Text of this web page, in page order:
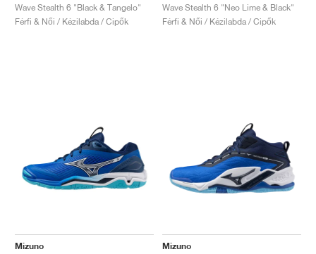
Wave Stealth 6 "Black & Tangelo"
Férfi & Női / Kézilabda / Cipők
Wave Stealth 6 "Neo Lime & Black"
Férfi & Női / Kézilabda / Cipők
Mizuno
Mizuno